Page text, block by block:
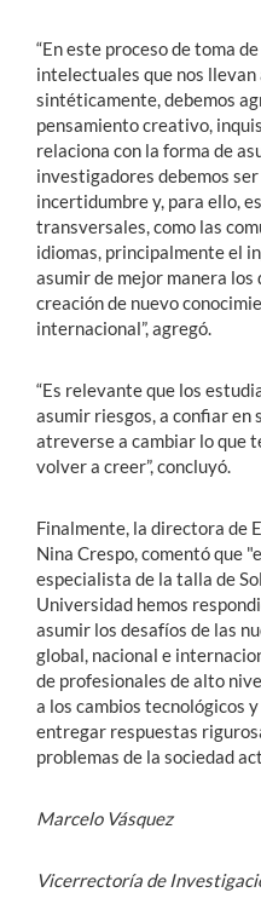
“En este proceso de toma
intelectuales que nos
sintéticamente, debemos
pensamiento creativo,
relaciona con la forma de
investigadores debemos
incertidumbre y, para ello,
transversales, como las
idiomas, principalmente el
asumir de mejor manera los
creación de nuevo
internacional”, agregó.
“Es relevante que los
asumir riesgos, a confiar en
atreverse a cambiar lo que
volver a creer”, concluyó.
Finalmente, la directora de
Nina Crespo, comentó que
especialista de la talla de
Universidad hemos
asumir los desafíos de las
global, nacional e
de profesionales de alto
a los cambios tecnológicos
entregar respuestas
problemas de la sociedad
Marcelo Vásquez
Vicerrectoría de